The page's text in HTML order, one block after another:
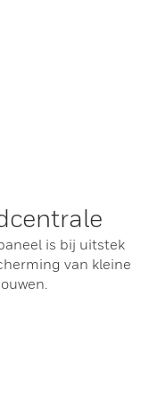
is bij uitstek
van kleine